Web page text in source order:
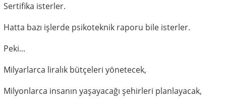
Sertifika isterler.
Hatta bazı işlerde psikoteknik raporu bile isterler.
Peki...
Milyarlarca liralık bütçeleri yönetecek,
Milyonlarca insanın yaşayacağı şehirleri planlayacak,